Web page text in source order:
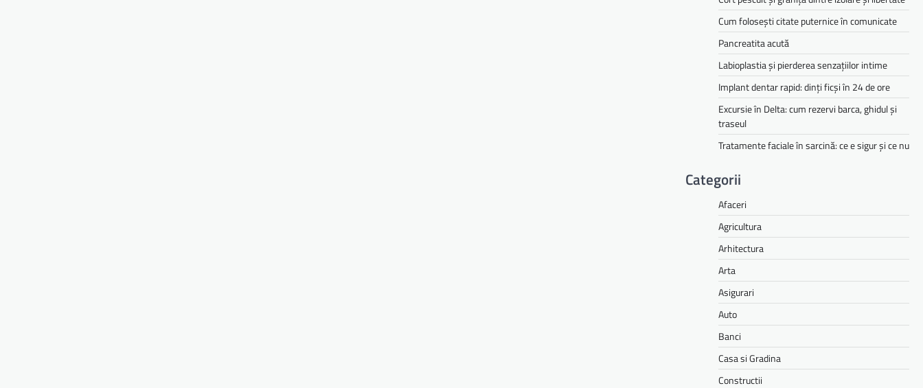
Cum folosești citate puternice în comunicate
Pancreatita acută
Labioplastia și pierderea senzațiilor intime
Implant dentar rapid: dinți ficși în 24 de ore
Excursie în Delta: cum rezervi barca, ghidul și
traseul
Tratamente faciale în sarcină: ce e sigur și ce nu
Categorii
Afaceri
Agricultura
Arhitectura
Arta
Asigurari
Auto
Banci
Casa si Gradina
Constructii